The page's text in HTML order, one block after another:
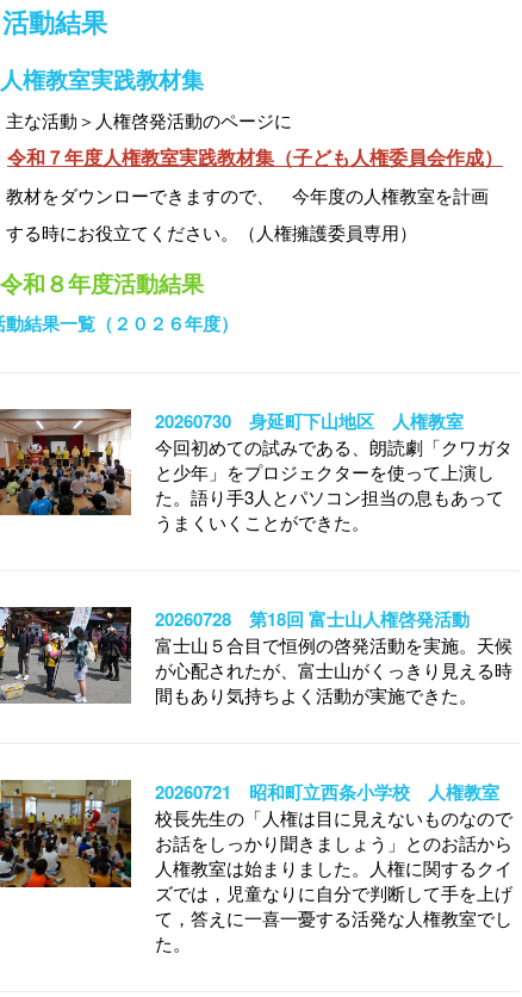
活動結果
人権教室実践教材集
主な活動＞人権啓発活動のページに
令和７年度人権教室実践教材集（子ども人権委員会作成）
教材をダウンローできますので、 今年度の人権教室を計画
する時にお役立てください。（人権擁護委員専用）
令和８年度活動結果
動結果一覧（２０２６年度）
20260730 身延町下山地区 人権教室
今回初めての試みである、朗読劇「クワガタ
と少年」をプロジェクターを使って上演し
た。語り手3人とパソコン担当の息もあって
うまくいくことができた。
20260728 第18回 富士山人権啓発活動
富士山５合目で恒例の啓発活動を実施。天候
が心配されたが、富士山がくっきり見える時
間もあり気持ちよく活動が実施できた。
20260721 昭和町立西条小学校 人権教室
校長先生の「人権は目に見えないものなので
お話をしっかり聞きましょう」とのお話から
人権教室は始まりました。人権に関するクイ
ズでは，児童なりに自分で判断して手を上げ
て，答えに一喜一憂する活発な人権教室でし
た。